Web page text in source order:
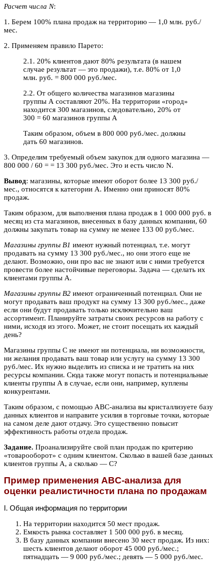
Расчет числа N:
1. Берем 100% плана продаж на территорию — 1,0 млн. руб./
мес.
2. Применяем правило Парето:
2.1. 20% клиентов дают 80% результата (в нашем
случае результат — это продажи), т.е. 80% от 1,0
млн. руб. = 800 000 руб./мес.
2.2. От общего количества магазинов магазины
группы А составляют 20%. На территории «город»
находится 300 магазинов, следовательно, 20% от
300 = 60 магазинов группы А
Таким образом, объем в 800 000 руб./мес. должны
дать 60 магазинов.
3. Определим требуемый объем закупок для одного магазина —
800 000 / 60 = = 13 300 руб./мес. Это и есть число N.
Вывод: магазины, которые имеют оборот более 13 300 руб./
мес., относятся к категории А. Именно они приносят 80%
продаж.
Таким образом, для выполнения плана продаж в 1 000 000 руб. в
месяц из ста магазинов, внесенных в базу данных компании, 60
должны закупать товар на сумму не менее 133 00 руб./мес.
Магазины группы В1 имеют нужный потенциал, т.е. могут
продавать на сумму 13 300 руб./мес., но они этого еще не
делают. Возможно, они про вас не знают или с ними требуется
провести более настойчивые переговоры. Задача — сделать их
клиентами группы А.
Магазины группы В2 имеют ограниченный потенциал. Они не
могут продавать ваш продукт на сумму 13 300 руб./мес., даже
если они будут продавать только исключительно ваш
ассортимент. Планируйте затраты своих ресурсов на работу с
ними, исходя из этого. Может, не стоит посещать их каждый
день?
Магазины группы С не имеют ни потенциала, ни возможности,
ни желания продавать ваш товар или услугу на сумму 13 300
руб./мес. Их нужно выделить из списка и не тратить на них
ресурсы компании. Сюда также могут попасть и потенциальные
клиенты группы А в случае, если они, например, куплены
конкурентами.
Таким образом, с помощью ABC-анализа вы кристаллизуете базу
данных клиентов и направите усилия в торговые точки, которые
на самом деле дают отдачу. Это существенно повысит
эффективность работы отдела продаж.
Задание. Проанализируйте свой план продаж по критерию
«товарооборот» с одним клиентом. Сколько в вашей базе данных
клиентов группы А, а сколько — С?
Пример применения ABC-анализа для
оценки реалистичности плана по продажам
I. Общая информация по территории
На территории находится 50 мест продаж.
Емкость рынка составляет 1 500 000 руб. в месяц.
В базу данных компании внесено 30 мест продаж. Из них:
шесть клиентов делают оборот 45 000 руб./мес.;
пятнадцать — 9 000 руб./мес.; девять — 5 000 руб./мес.